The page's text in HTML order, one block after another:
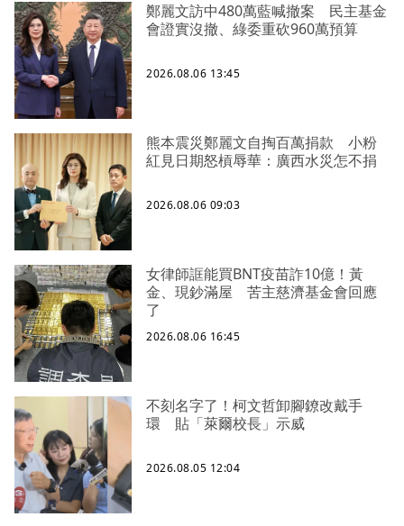
鄭麗文訪中480萬藍喊撤案 民主基金
會證實沒撤、綠委重砍960萬預算
2026.08.06 13:45
熊本震災鄭麗文自掏百萬捐款 小粉
紅見日期怒槓辱華：廣西水災怎不捐
2026.08.06 09:03
女律師誆能買BNT疫苗詐10億！黃
金、現鈔滿屋 苦主慈濟基金會回應
了
2026.08.06 16:45
不刻名字了！柯文哲卸腳鐐改戴手
環 貼「萊爾校長」示威
2026.08.05 12:04